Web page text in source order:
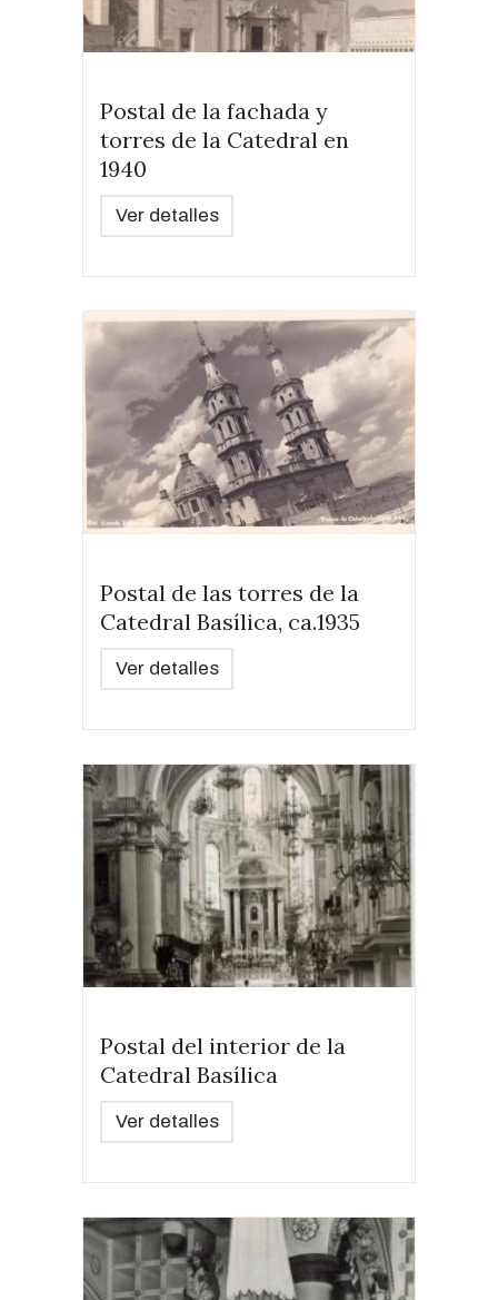
Postal de la fachada y
torres de la Catedral en
1940
Ver detalles
Postal de las torres de la
Catedral Basílica, ca.1935
Ver detalles
Postal del interior de la
Catedral Basílica
Ver detalles